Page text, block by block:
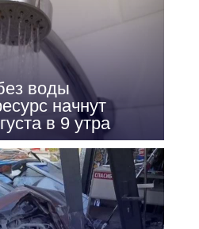
воды
начнут
в 9 утра